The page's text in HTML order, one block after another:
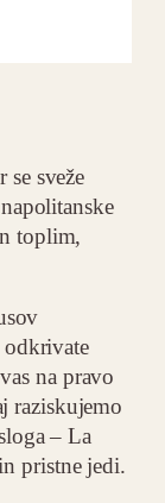
sveže
toplim,
odkrivate
na pravo
raziskujemo
– La
pristne jedi.